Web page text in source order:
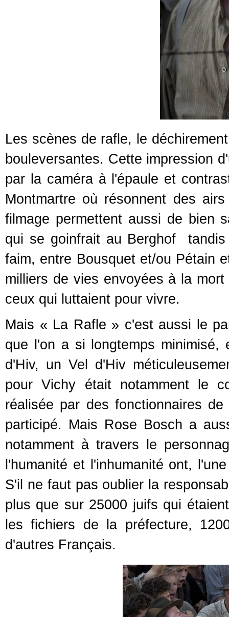
Les scènes de rafle, le
bouleversantes. Cette impression
par la caméra à l'épaule et
Montmartre où résonnent des
filmage permettent aussi de bien
qui se goinfrait au Berghof
faim, entre Bousquet et/ou Pétain
milliers de vies envoyées à la
ceux qui luttaient pour vivre.
Mais « La Rafle » c'est aussi le
que l'on a si longtemps
d'Hiv, un Vel d'Hiv
pour Vichy était notamment le
réalisée par des fonctionnaires
participé. Mais Rose Bosch a
notamment à travers le
l'humanité et l'inhumanité ont,
S'il ne faut pas oublier la
plus que sur 25000 juifs qui
les fichiers de la préfecture,
d'autres Français.